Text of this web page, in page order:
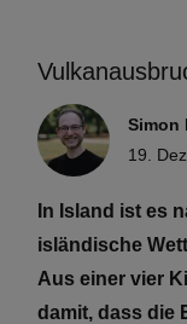
Simon
19.
In Island ist es
isländische
Aus einer vier
damit, dass die